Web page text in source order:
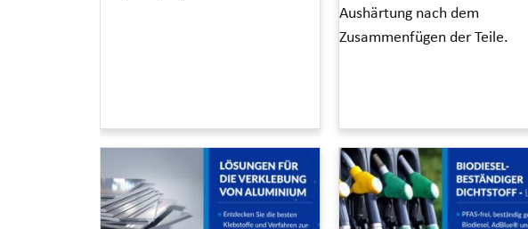
Aushärtung nach dem
Zusammenfügen der Teile.